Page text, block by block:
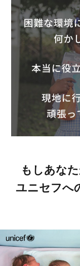
もしあな
ユニセフへ